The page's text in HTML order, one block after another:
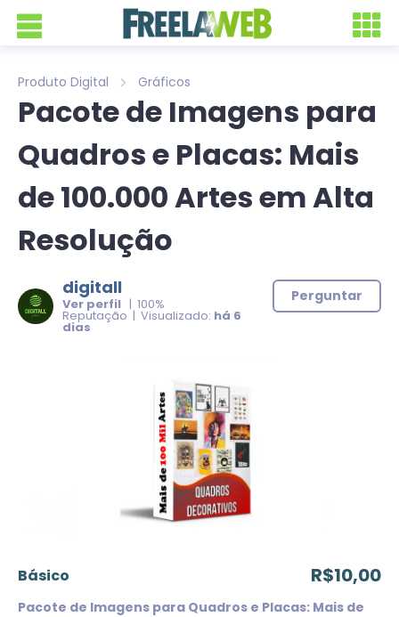
Produto Digital Gráficos
Pacote de Imagens para
Quadros e Placas: Mais
de 100.000 Artes em Alta
Resolução
digitall
Ver perfil | 100%
Reputação | Visualizado: há 6
dias
Perguntar
básico R$10,00
Pacote de Imagens para Quadros e Placas: Mais de